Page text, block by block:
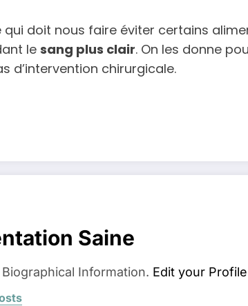
qui doit nous faire éviter certains
le sang plus clair. On les donne
d’intervention chirurgicale.
Saine
Information. Edit your Profile